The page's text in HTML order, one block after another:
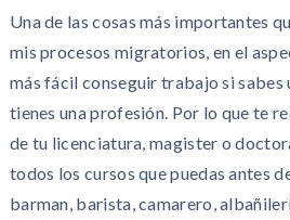
Una de las cosas más importantes
mis procesos migratorios, en el
más fácil conseguir trabajo si sabes
tienes una profesión. Por lo que te
de tu licenciatura, magister o
todos los cursos que puedas antes
barman, barista, camarero,